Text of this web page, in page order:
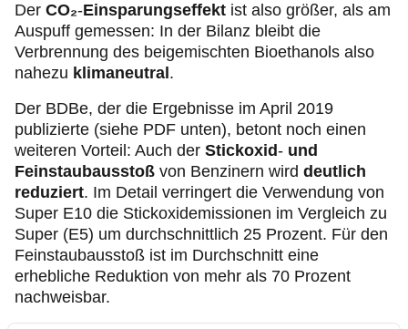
Der CO₂-Einsparungseffekt ist also größer, als am
Auspuff gemessen: In der Bilanz bleibt die
Verbrennung des beigemischten Bioethanols also
nahezu klimaneutral .
Der BDBe, der die Ergebnisse im April 2019
publizierte (siehe PDF unten), betont noch einen
weiteren Vorteil: Auch der Stickoxid- und
Feinstaubausstoß von Benzinern wird deutlich
reduziert. Im Detail verringert die Verwendung von
Super E10 die Stickoxidemissionen im Vergleich zu
Super (E5) um durchschnittlich 25 Prozent. Für den
Feinstaubausstoß ist im Durchschnitt eine
erhebliche Reduktion von mehr als 70 Prozent
nachweisbar.